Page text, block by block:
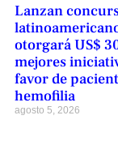
Lanzan
otorgará US$
mejores
favor de
hemofilia
agosto 5, 2026